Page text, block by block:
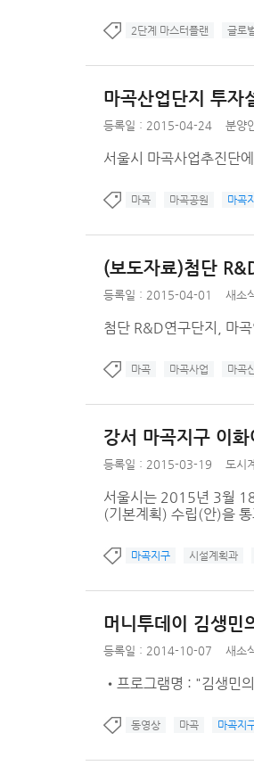
2단계 마스터플랜 글로
마곡산업단지 투자
등록일 : 2015-04-24 분양
서울시 마곡사업추진단
마곡 마곡공원 마곡
(보도자료)첨단
등록일 : 2015-04-01 새소
첨단 R&D연구단지, 마
마곡 마곡사업 마곡
강서 마곡지구 이
등록일 : 2015-03-19 도시
서울시는 2015년 3월
(기본계획) 수립(안)을
마곡지구 시설계획과
머니투데이 김생민
등록일 : 2014-10-07 새소
•프로그램명 : "김생민
동영상 마곡 마곡지